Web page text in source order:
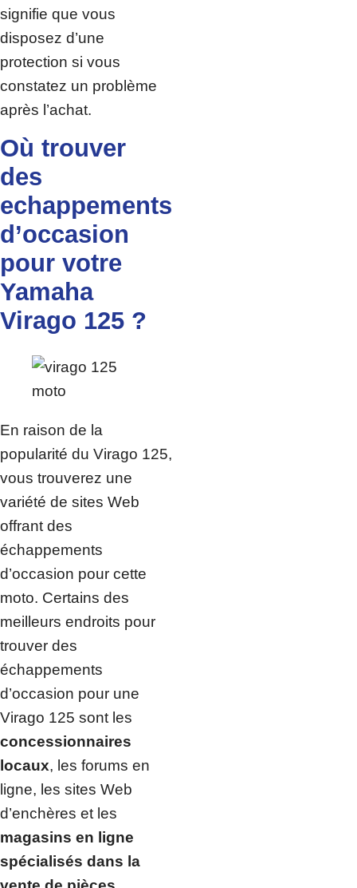
signifie que vous
disposez d’une
protection si vous
constatez un problème
après l’achat.
Où trouver
des
echappements
d’occasion
pour votre
Yamaha
Virago 125 ?
En raison de la
popularité du Virago 125,
vous trouverez une
variété de sites Web
offrant des
échappements
d’occasion pour cette
moto. Certains des
meilleurs endroits pour
trouver des
échappements
d’occasion pour une
Virago 125 sont les
concessionnaires
locaux, les forums en
ligne, les sites Web
d’enchères et les
magasins en ligne
spécialisés dans la